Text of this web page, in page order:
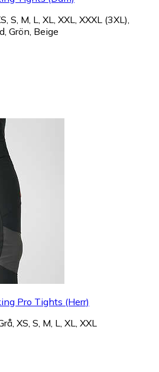
S, M, L, XL, XXL, XXXL (3XL),
Grön, Beige
Pro Tights (Herr)
XS, S, M, L, XL, XXL